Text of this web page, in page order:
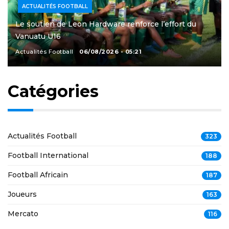
ACTUALITÉS FOOTBALL
Le soutien de Leon Hardware renforce l’effort du
Vanuatu U16
Actualités Football 06/08/2026 - 05:21
Catégories
Actualités Football 323
Football International 188
Football Africain 187
Joueurs 163
Mercato 116